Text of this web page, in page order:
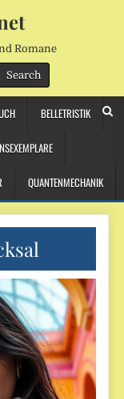
Romane
BELLETRISTIK
QUANTENMECHANIK